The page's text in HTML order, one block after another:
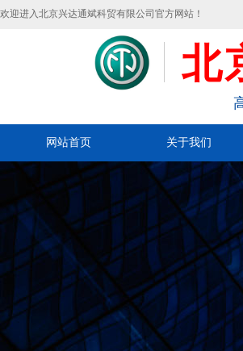
欢迎进入北京兴达通斌科贸有限公司官方网站！
北
网站首页 关于我们